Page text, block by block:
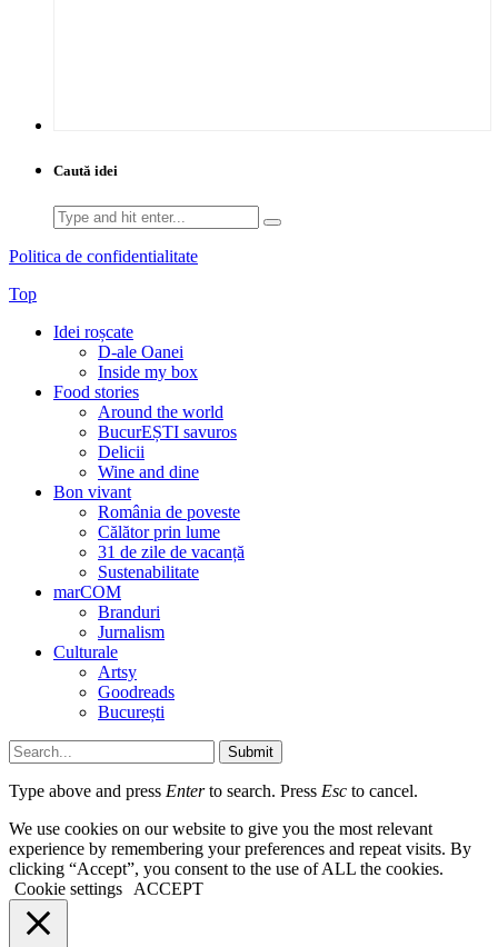
Caută idei
Search
for:
Politica de confidentialitate
Top
Idei roșcate
D-ale Oanei
Inside my box
Food stories
Around the world
BucurEȘTI savuros
Delicii
Wine and dine
Bon vivant
România de poveste
Călător prin lume
31 de zile de vacanță
Sustenabilitate
marCOM
Branduri
Jurnalism
Culturale
Artsy
Goodreads
București
Submit
Type above and press Enterto search. Press Esc to cancel.
We use cookies on our website to give you the most relevant
experience by remembering your preferences and repeat visits. By
clicking “Accept”, you consent to the use of ALL the cookies.
Cookie settings
ACCEPT